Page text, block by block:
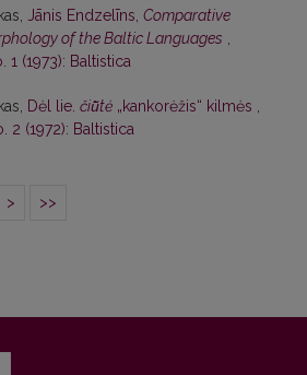
Jānis Endzelīns, Comparative
of the Baltic Languages ,
1 (1973): Baltistica
Dėl lie. čiū̃tė „kankorėžis“ kilmės ,
2 (1972): Baltistica
> >>